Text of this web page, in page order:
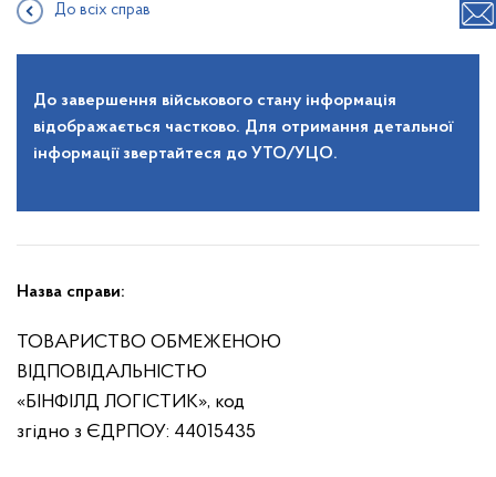
До всіх справ
До завершення військового стану інформація
відображається частково. Для отримання детальної
інформації звертайтеся до УТО/УЦО.
Назва справи:
ТОВАРИСТВО ОБМЕЖЕНОЮ
ВІДПОВІДАЛЬНІСТЮ
«БІНФІЛД ЛОГІСТИК», код
згідно з ЄДРПОУ: 44015435